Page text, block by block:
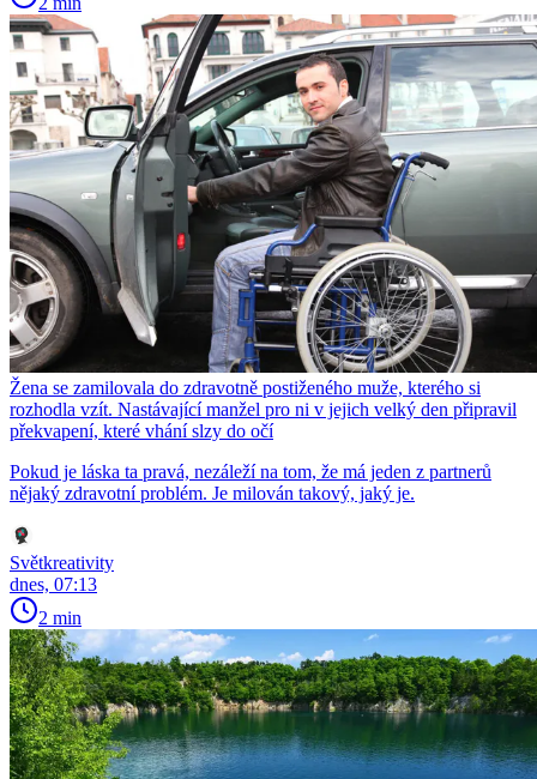
Žena se zamilovala do zdravotně postiženého muže, kterého si
rozhodla vzít. Nastávající manžel pro ni v jejich velký den připravil
překvapení, které vhání slzy do očí
Pokud je láska ta pravá, nezáleží na tom, že má jeden z partnerů
nějaký zdravotní problém. Je milován takový, jaký je.
Světkreativity
dnes, 07:13
2 min